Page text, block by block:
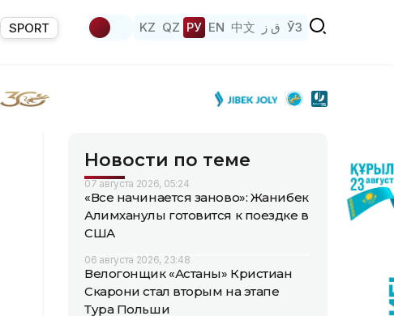
SPORT KZ QZ РУ EN 中文 ق ز ЎЗ
Новости по теме
07 августа 2026, 05:24
«Все начинается заново»: Жанибек
Алимханулы готовится к поездке в
США
06 августа 2026, 23:48
Велогонщик «Астаны» Кристиан
Скарони стал вторым на этапе
Тура Польши